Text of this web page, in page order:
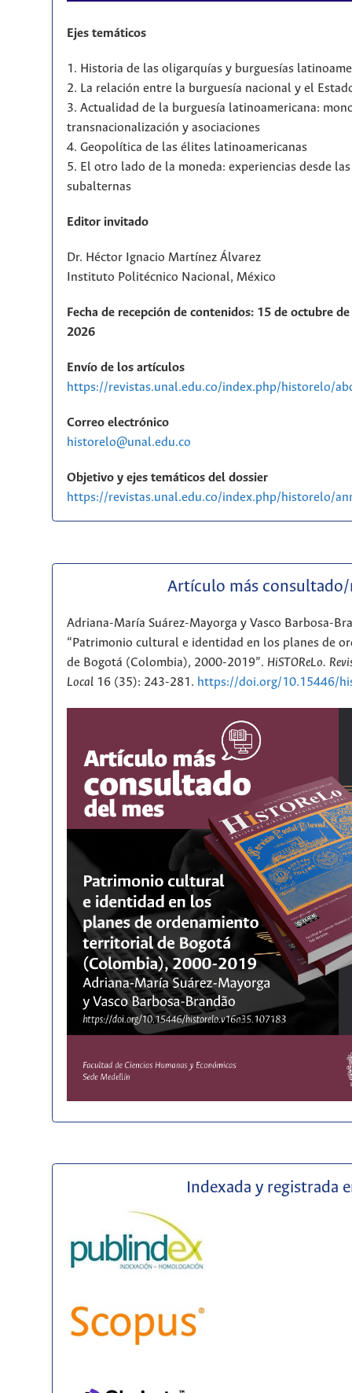
Ejes temáticos
1. Historia de las oligarquías y burguesías
2. La relación entre la burguesía nacional y el
3. Actualidad de la burguesía latinoamericana:
transnacionalización y asociaciones
4. Geopolítica de las élites latinoamericanas
5. El otro lado de la moneda: experiencias desde
subalternas
Editor invitado
Dr. Héctor Ignacio Martínez Álvarez
Instituto Politécnico Nacional, México
Fecha de recepción de contenidos: 15 de octubre
2026
Envío de los artículos
https://revistas.unal.edu.co/index.php/historelo/
Correo electrónico
historelo@unal.edu.co
Objetivo y ejes temáticos del dossier
https://revistas.unal.edu.co/index.php/historelo/
Artículo más consultado/
Adriana-María Suárez-Mayorga y Vasco Barbosa-
“Patrimonio cultural e identidad en los planes de
de Bogotá (Colombia), 2000-2019”. HiSTOReLo.
Local16 (35): 243-281. https://doi.org/10.15446/
Indexada y registrada